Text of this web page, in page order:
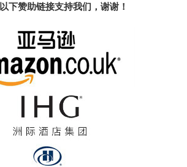
下赞助链接支持我们，谢谢！